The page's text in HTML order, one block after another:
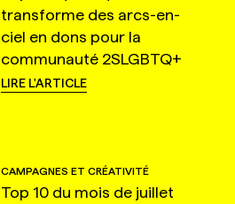
transforme des arcs-en-
ciel en dons pour la
communauté 2SLGBTQ+
LIRE L'ARTICLE
CAMPAGNES ET CRÉATIVITÉ
Top 10 du mois de juillet